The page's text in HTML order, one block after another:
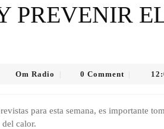
PREVENIR
Om Radio 0 Comment
para esta semana, es importante
del calor.